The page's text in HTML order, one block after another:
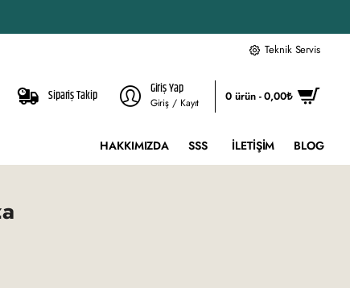
Teknik Servis
Sipariş Takip Giriş Yap
Giriş / Kayıt 0 ürün - 0,00₺
HAKKIMIZDA SSS İLETIŞIM BLOG